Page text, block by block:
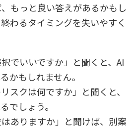
、もっと良い答えがあるかもし
わるタイミングを失いやすく
でいいですか」と聞くと、AI
かもしれません。
スクは何ですか」と聞くと、
でしょう。
ありますか」と聞けば、別案